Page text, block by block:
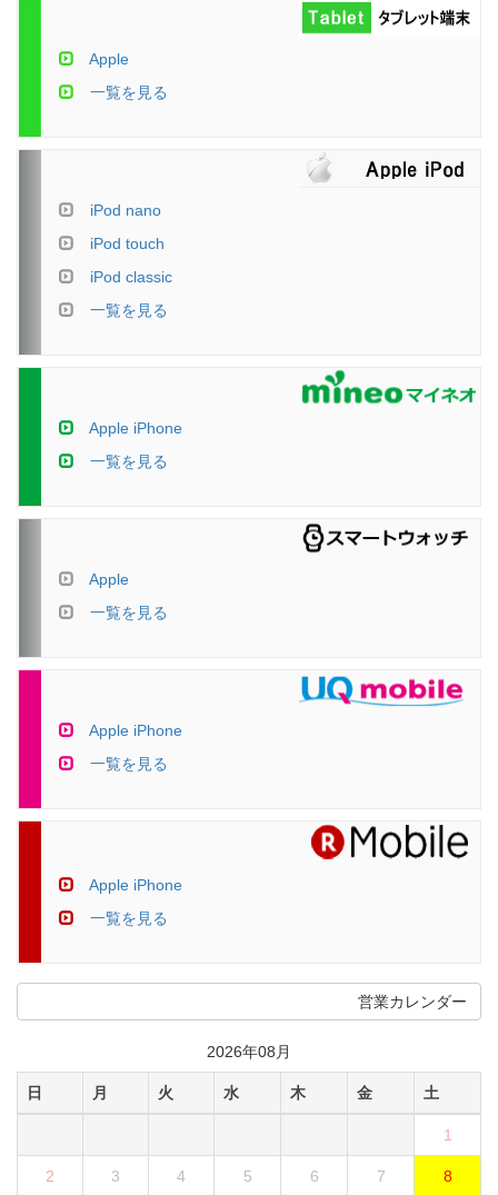
Apple
一覧を見る
iPod nano
iPod touch
iPod classic
一覧を見る
Apple iPhone
一覧を見る
Apple
一覧を見る
Apple iPhone
一覧を見る
Apple iPhone
一覧を見る
営業カレンダー
2026年08月
日 月 火 水 木 金 土
1
2 3 4 5 6 7 8